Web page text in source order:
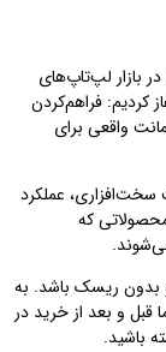
در بازار لپ‌تاپ‌های
فراهم‌کردن
واقعی برای
عملکرد
که
بدون ریسک باشد. به
قبل و بعد از خرید در
باشید.